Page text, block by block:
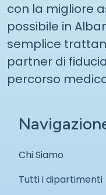
con la migliore
possibile in
semplice
partner di
percorso
Chi Siamo
Tutti i dipartimenti